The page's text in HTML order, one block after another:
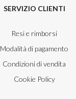
SERVIZIO CLIENTI
Resi e rimborsi
Modalità di pagamento
Condizioni di vendita
Cookie Policy